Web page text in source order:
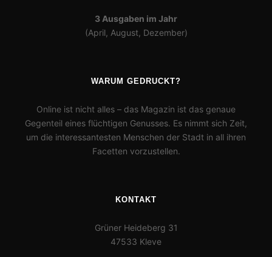
3 Ausgaben im Jahr
(April, August, Dezember)
WARUM GEDRUCKT?
Online ist nicht alles – das Magazin ist das genaue
Gegenteil eines flüchtigen Genusses. Es nimmt sich Zeit,
um die interessantesten Menschen der Stadt in all ihren
Facetten vorzustellen.
KONTAKT
Grüner Heideberg 31
47533 Kleve